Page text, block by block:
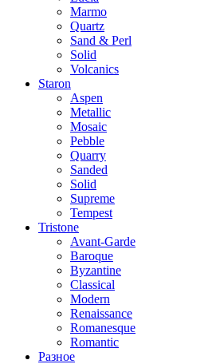
Marmo
Quartz
Sand & Perl
Solid
Volcanics
Staron
Aspen
Metallic
Mosaic
Pebble
Quarry
Sanded
Solid
Supreme
Tempest
Tristone
Avant-Garde
Baroque
Byzantine
Classical
Modern
Renaissance
Romanesque
Romantic
Разное